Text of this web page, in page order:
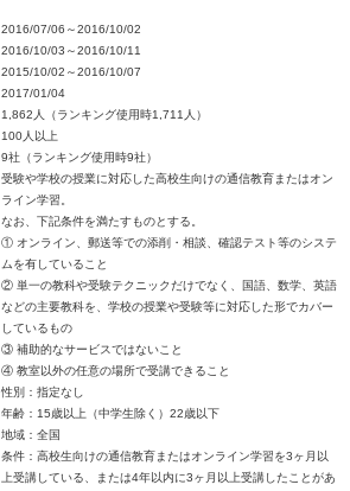
2016/07/06～2016/10/02
2016/10/03～2016/10/11
2015/10/02～2016/10/07
2017/01/04
1,862人（ランキング使用時1,711人）
100人以上
9社（ランキング使用時9社）
受験や学校の授業に対応した高校生向けの通信教育またはオン
ライン学習。
なお、下記条件を満たすものとする。
① オンライン、郵送等での添削・相談、確認テスト等のシステ
ムを有していること
② 単一の教科や受験テクニックだけでなく、国語、数学、英語
などの主要教科を、学校の授業や受験等に対応した形でカバー
しているもの
③ 補助的なサービスではないこと
④ 教室以外の任意の場所で受講できること
性別：指定なし
年齢：15歳以上（中学生除く）22歳以下
地域：全国
条件：高校生向けの通信教育またはオンライン学習を3ヶ月以
上受講している、または4年以内に3ヶ月以上受講したことがあ